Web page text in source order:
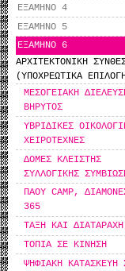
ΕΞΑΜΗΝΟ 4
ΕΞΑΜΗΝΟ 5
ΕΞΑΜΗΝΟ 6
ΑΡΧΙΤΕΚΤΟΝΙΚΗ
(ΥΠΟΧΡΕΩΤΙΚΑ
ΜΕΣΟΓΕΙΑΚΗ
ΒΗΡΥΤΟΣ
ΥΒΡΙΔΙΚΕΣ
ΧΕΙΡΟΤΕΧΝΕΣ
ΔΟΜΕΣ ΚΛΕΙΣΤΗΣ
ΣΥΛΛΟΓΙΚΗΣ
ΠΑΟΥ CAMP,
365
ΤΑΞΗ ΚΑΙ ΔΙΑΤΑΡΑΧΗ
ΤΟΠΙΑ ΣΕ ΚΙΝΗΣΗ
ΨΗΦΙΑΚΗ ΚΑΤΑΣΚΕΥΗ